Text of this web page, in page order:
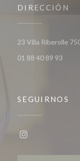
DIRECCIÓN
23 Villa Riberolle
01 88 40 89 93
SEGUIRNOS